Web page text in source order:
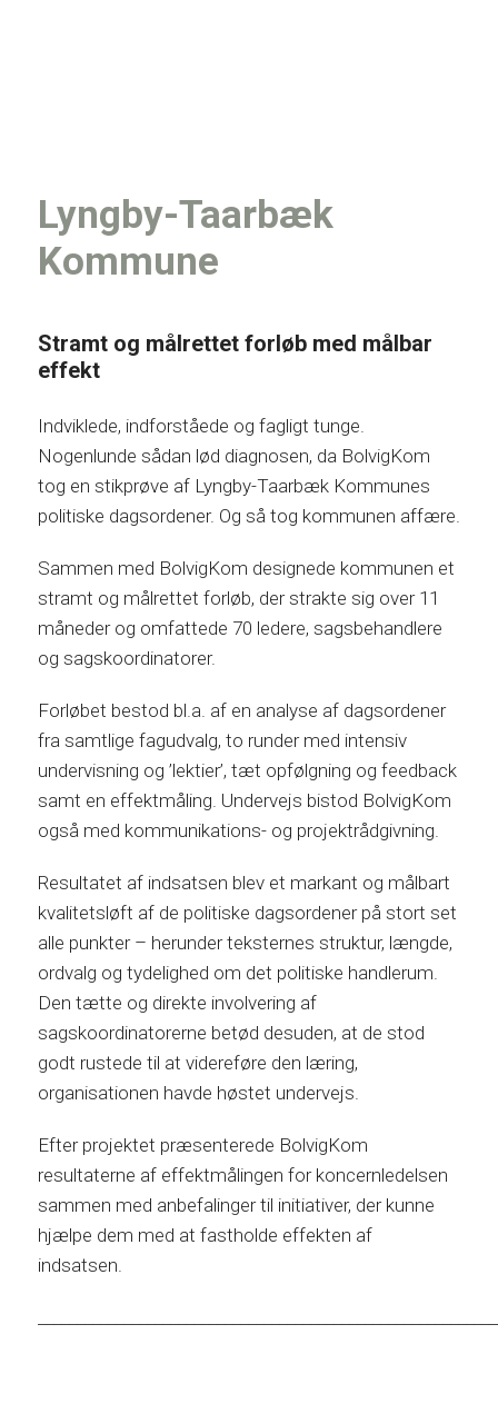
Lyngby-Taarbæk
Kommune
Stramt og målrettet forløb med målbar
effekt
Indviklede, indforståede og fagligt tunge.
Nogenlunde sådan lød diagnosen, da BolvigKom
tog en stikprøve af Lyngby-Taarbæk Kommunes
politiske dagsordener. Og så tog kommunen affære.
Sammen med BolvigKom designede kommunen et
stramt og målrettet forløb, der strakte sig over 11
måneder og omfattede 70 ledere, sagsbehandlere
og sagskoordinatorer.
Forløbet bestod bl.a. af en analyse af dagsordener
fra samtlige fagudvalg, to runder med intensiv
undervisning og ’lektier’, tæt opfølgning og feedback
samt en effektmåling. Undervejs bistod BolvigKom
også med kommunikations- og projektrådgivning.
Resultatet af indsatsen blev et markant og målbart
kvalitetsløft af de politiske dagsordener på stort set
alle punkter – herunder teksternes struktur, længde,
ordvalg og tydelighed om det politiske handlerum.
Den tætte og direkte involvering af
sagskoordinatorerne betød desuden, at de stod
godt rustede til at videreføre den læring,
organisationen havde høstet undervejs.
Efter projektet præsenterede BolvigKom
resultaterne af effektmålingen for koncernledelsen
sammen med anbefalinger til initiativer, der kunne
hjælpe dem med at fastholde effekten af
indsatsen.